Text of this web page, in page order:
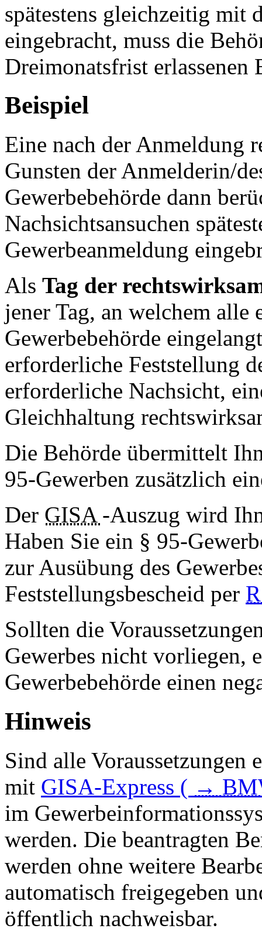
spätestens gleichzeitig mit
eingebracht, muss die
Dreimonatsfrist erlassenen
Beispiel
Eine nach der Anmeldung
Gunsten der Anmelderin/
Gewerbebehörde dann
Nachsichtsansuchen
Gewerbeanmeldung
Als Tag der
jener Tag, an welchem
Gewerbebehörde
erforderliche Feststellung
erforderliche Nachsicht,
Gleichhaltung
Die Behörde übermittelt
95-Gewerben zusätzlich
Der GISA -Auszug wird
Haben Sie ein § 95-
zur Ausübung des
Feststellungsbescheid per
Sollten die
Gewerbes nicht vorliegen,
Gewerbebehörde einen
Hinweis
Sind alle
mit GISA-Express ( →
im
werden. Die beantragten
werden ohne weitere
automatisch freigegeben
öffentlich nachweisbar.